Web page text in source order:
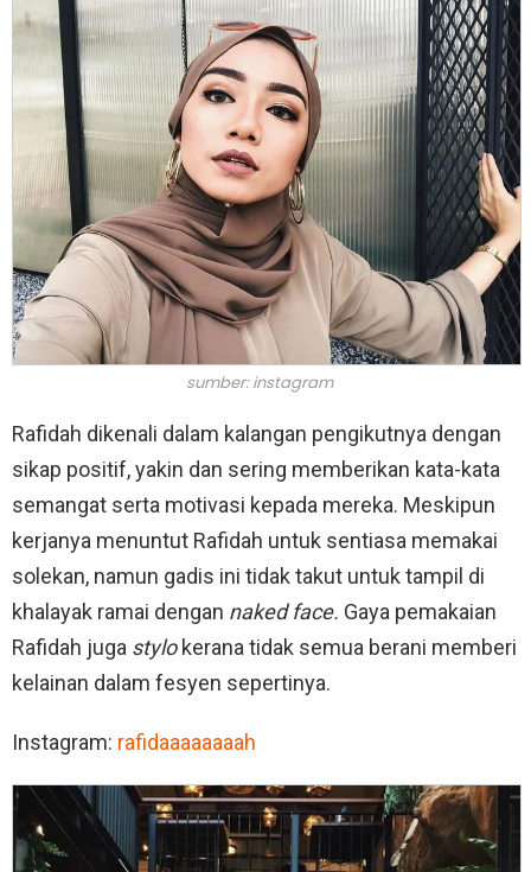
sumber: instagram
Rafidah dikenali dalam kalangan pengikutnya dengan
sikap positif, yakin dan sering memberikan kata-kata
semangat serta motivasi kepada mereka. Meskipun
kerjanya menuntut Rafidah untuk sentiasa memakai
solekan, namun gadis ini tidak takut untuk tampil di
khalayak ramai dengan naked face. Gaya pemakaian
Rafidah juga stylokerana tidak semua berani memberi
kelainan dalam fesyen sepertinya.
Instagram: rafidaaaaaaaah